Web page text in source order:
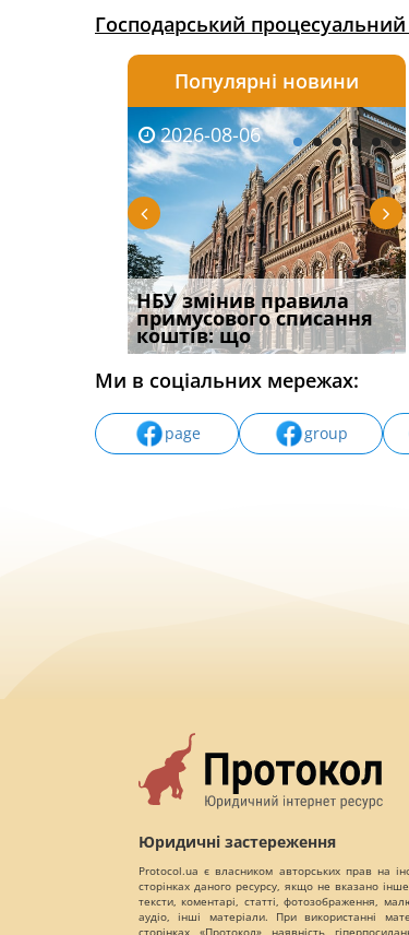
Господарський процесуальний
Популярні новини
2026-08-06
НБУ змінив правила
примусового списання
коштів: що
2026-08-03
Водії можуть отримати
компенсацію за
незаконні дії
Ми в соціальних мережах:
page group
Юридичні застереження
Protocol.ua є власником авторських прав на
сторінках даного ресурсу, якщо не вказано
тексти, коментарі, статті, фотозображення,
аудіо, інші матеріали. При використанні
сторінках «Протокол» наявність